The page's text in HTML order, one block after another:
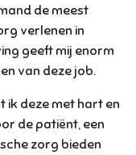
de meest
verlenen in
geeft mij enorm
van deze job.
ik deze met hart en
de patiënt, een
zorg bieden